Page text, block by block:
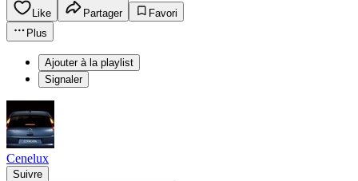
Like Partager
Favori
Plus
Ajouter à la playlist
Signaler
Cenelux
Suivre